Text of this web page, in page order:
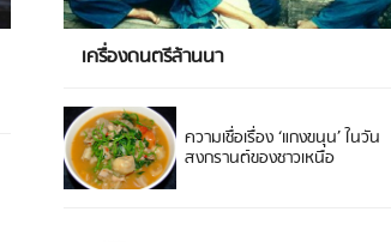
เครื่องดนตรีล้านนา
ความเชื่อเรื่อง ‘แกงขนุน’ ในวัน
สงกรานต์ของชาวเหนือ